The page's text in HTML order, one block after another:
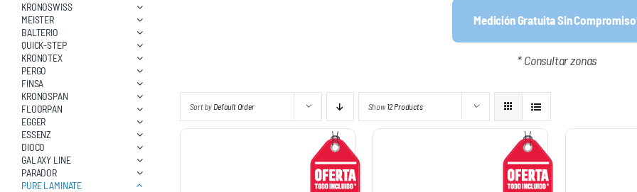
KRONOSWISS
MEISTER
BALTERIO
QUICK-STEP
KRONOTEX
PERGO
FINSA
KRONOSPAN
FLOORPAN
EGGER
ESSENZ
DIOCO
GALAXY LINE
PARADOR
PURE LAMINATE
Medición Gratuita Sin
* Consultar zonas
Sort by Default Order Show12 Products